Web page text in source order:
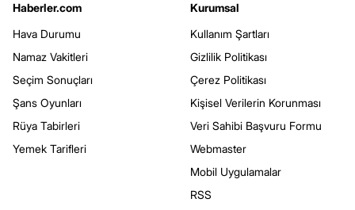
Haberler.com
Hava Durumu
Namaz Vakitleri
Seçim Sonuçları
Şans Oyunları
Rüya Tabirleri
Yemek Tarifleri
Kurumsal
Kullanım Şartları
Gizlilik Politikası
Çerez Politikası
Kişisel Verilerin Korunması
Veri Sahibi Başvuru Formu
Webmaster
Mobil Uygulamalar
RSS